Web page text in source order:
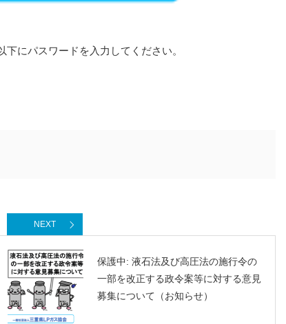
にパスワードを入力してください。
NEXT
保護中: 液石法及び高圧法の施行令の
一部を改正する政令案等に対する意見
募集について（お知らせ）